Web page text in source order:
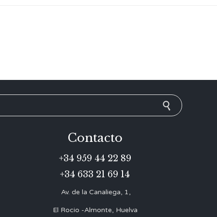
Contacto
+34 959 44 22 89
+34 633 21 69 14
Av. de la Canaliega, 1,
El Rocio -Almonte, Huelva